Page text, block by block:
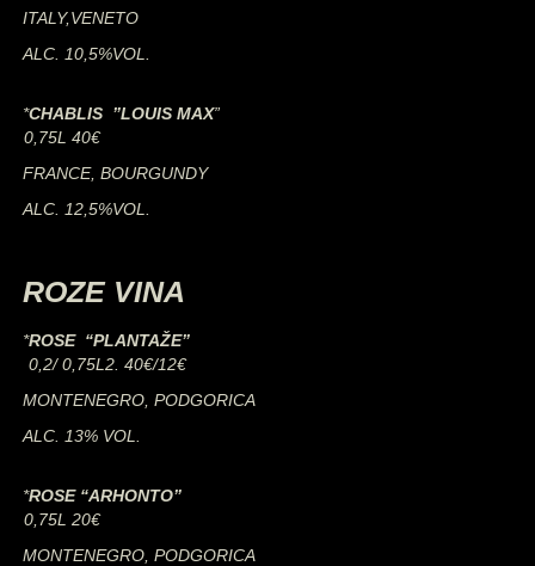
ITALY,VENETO
ALC. 10,5%VOL.
*CHABLIS ”LOUIS MAX”
0,75L 40€
FRANCE, BOURGUNDY
ALC. 12,5%VOL.
ROZE VINA
*ROSE “PLANTAŽE”
0,2/ 0,75L2. 40€/12€
MONTENEGRO, PODGORICA
ALC. 13% VOL.
*ROSE “ARHONTO”
0,75L 20€
MONTENEGRO, PODGORICA